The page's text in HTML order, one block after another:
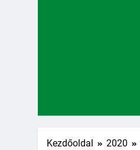
Kezdőoldal 2020